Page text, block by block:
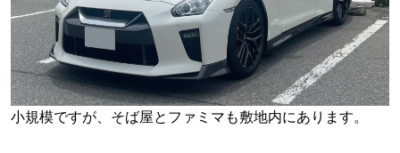
小規模ですが、そば屋とファミマも敷地内にあります。